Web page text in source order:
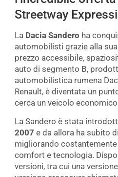
Streetway
La Dacia Sandero ha
automobilisti grazie alla
prezzo accessibile,
auto di segmento B,
automobilistica rumena
Renault, è diventata un
cerca un veicolo
La Sandero è stata
2007 e da allora ha subito
migliorando
comfort e tecnologia.
versioni, tra cui una